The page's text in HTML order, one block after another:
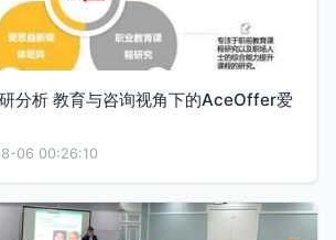
分析 教育与咨询视角下的AceOffer爱
06 00:26:10